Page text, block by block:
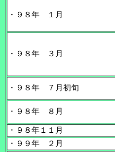
・９８年 １月
・９８年 ３月
・９８年 ７月初旬
・９８年 ８月
・９８年１１月
・９９年 ２月